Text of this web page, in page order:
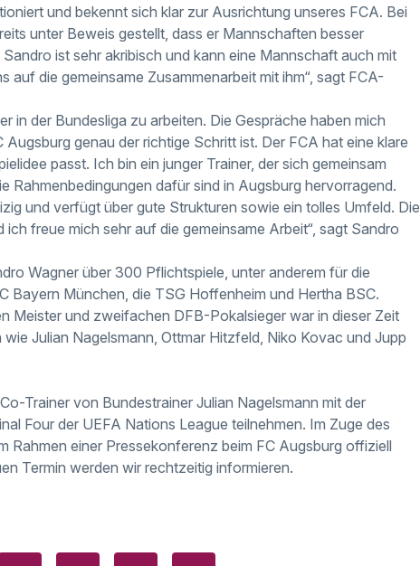
und bekennt sich klar zur Ausrichtung unseres FCA. Bei
unter Beweis gestellt, dass er Mannschaften besser
ist sehr akribisch und kann eine Mannschaft auch mit
auf die gemeinsame Zusammenarbeit mit ihm“, sagt FCA-
in der Bundesliga zu arbeiten. Die Gespräche haben mich
genau der richtige Schritt ist. Der FCA hat eine klare
passt. Ich bin ein junger Trainer, der sich gemeinsam
Rahmenbedingungen dafür sind in Augsburg hervorragend.
und verfügt über gute Strukturen sowie ein tolles Umfeld. Die
freue mich sehr auf die gemeinsame Arbeit“, sagt Sandro
Wagner über 300 Pflichtspiele, unter anderem für die
Bayern München, die TSG Hoffenheim und Hertha BSC.
Meister und zweifachen DFB-Pokalsieger war in dieser Zeit
Julian Nagelsmann, Ottmar Hitzfeld, Niko Kovac und Jupp
Trainer von Bundestrainer Julian Nagelsmann mit der
Four der UEFA Nations League teilnehmen. Im Zuge des
Rahmen einer Pressekonferenz beim FC Augsburg offiziell
Termin werden wir rechtzeitig informieren.